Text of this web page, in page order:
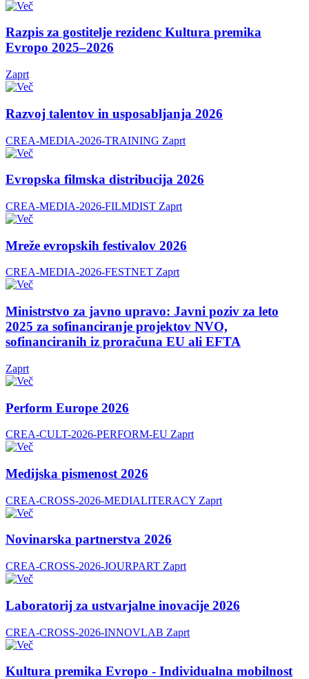
Razpis za gostitelje rezidenc Kultura premika
Evropo 2025–2026
Zaprt
Razvoj talentov in usposabljanja 2026
CREA-MEDIA-2026-TRAINING Zaprt
Evropska filmska distribucija 2026
CREA-MEDIA-2026-FILMDIST Zaprt
Mreže evropskih festivalov 2026
CREA-MEDIA-2026-FESTNET Zaprt
Ministrstvo za javno upravo: Javni poziv za leto
2025 za sofinanciranje projektov NVO,
sofinanciranih iz proračuna EU ali EFTA
Zaprt
Perform Europe 2026
CREA-CULT-2026-PERFORM-EU Zaprt
Medijska pismenost 2026
CREA-CROSS-2026-MEDIALITERACY Zaprt
Novinarska partnerstva 2026
CREA-CROSS-2026-JOURPART Zaprt
Laboratorij za ustvarjalne inovacije 2026
CREA-CROSS-2026-INNOVLAB Zaprt
Kultura premika Evropo - Individualna mobilnost